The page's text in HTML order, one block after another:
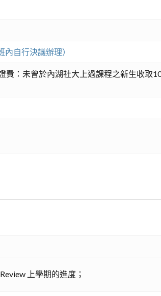
自行決議辦理）
：未曾於內湖社大上過課程之新生收取
上學期的進度；